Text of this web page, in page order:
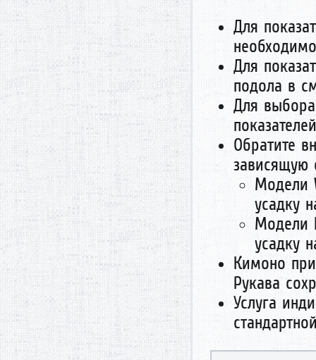
Для
Для
подола в
Для
Обратите
зависящую
Модели
усадку
Модели
усадку
Кимоно
Рукава
Услуга